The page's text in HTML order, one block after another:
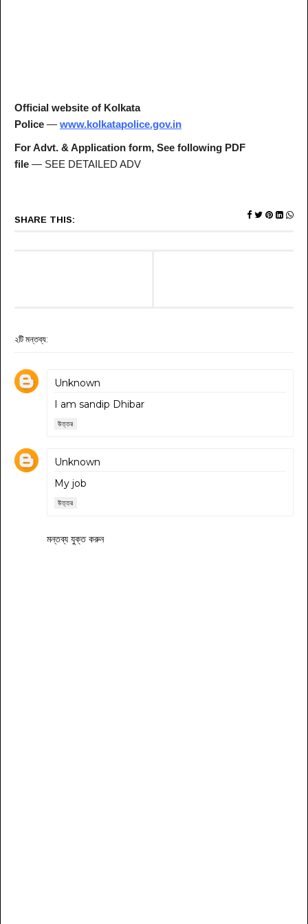
Official website of Kolkata
Police — www.kolkatapolice.gov.in
For Advt. & Application form, See following PDF
file — SEE DETAILED ADV
SHARE THIS:
২টি মন্তব্য:
Unknown
I am sandip Dhibar
উত্তর
Unknown
My job
উত্তর
মন্তব্য যুক্ত করুন